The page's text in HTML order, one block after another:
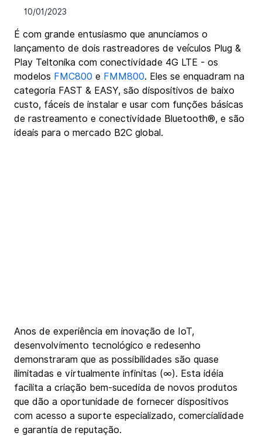
10/01/2023
É com grande entusiasmo que anunciamos o
lançamento de dois rastreadores de veículos Plug &
Play Teltonika com conectividade 4G LTE - os
modelos FMC800 e FMM800. Eles se enquadram na
categoria FAST & EASY, são dispositivos de baixo
custo, fáceis de instalar e usar com funções básicas
de rastreamento e conectividade Bluetooth®, e são
ideais para o mercado B2C global.
Anos de experiência em inovação de IoT,
desenvolvimento tecnológico e redesenho
demonstraram que as possibilidades são quase
ilimitadas e virtualmente infinitas (∞). Esta idéia
facilita a criação bem-sucedida de novos produtos
que dão a oportunidade de fornecer dispositivos
com acesso a suporte especializado, comercialidade
e garantia de reputação.